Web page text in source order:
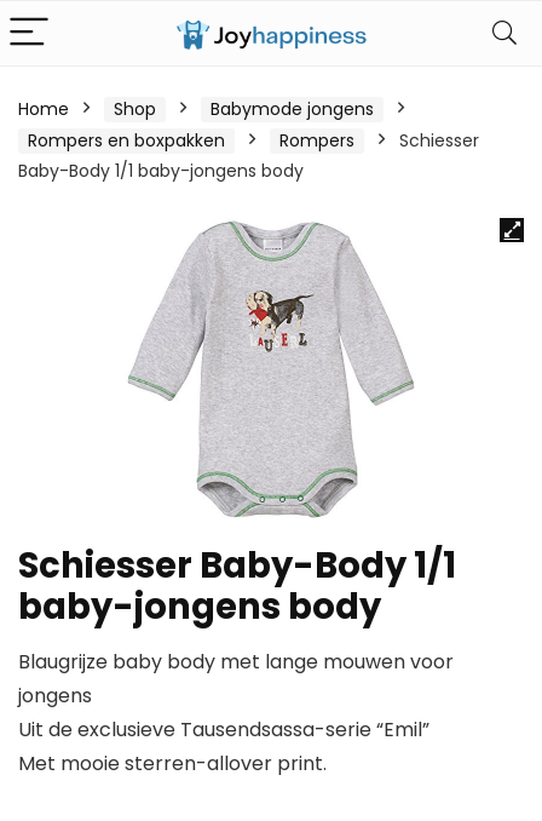
Home Shop
Babymode jongens
Rompers en boxpakken
Rompers
Schiesser
Baby-Body 1/1 baby-jongens body
Schiesser Baby-Body 1/1
baby-jongens body
Blaugrijze baby body met lange mouwen voor
jongens
Uit de exclusieve Tausendsassa-serie “Emil”
Met mooie sterren-allover print.